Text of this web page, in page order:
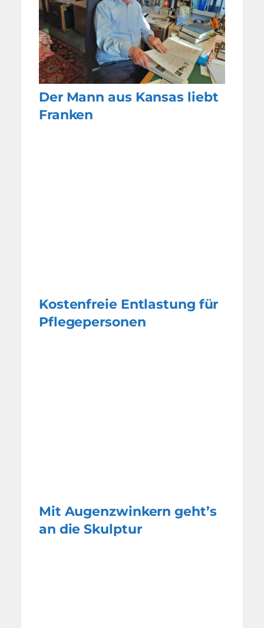
Der Mann aus Kansas liebt
Franken
Kostenfreie Entlastung für
Pflegepersonen
Mit Augenzwinkern geht’s
an die Skulptur